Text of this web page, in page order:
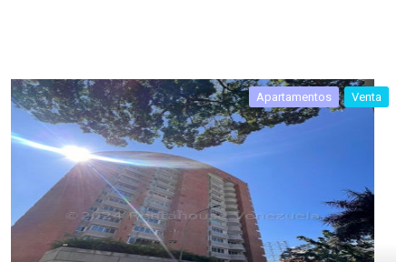
Apartamentos Venta